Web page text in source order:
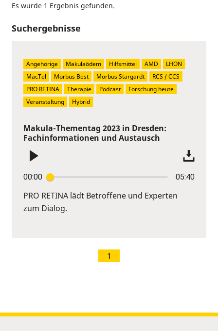
Es wurde 1 Ergebnis gefunden.
Suchergebnisse
Makula-Thementag 2023 in Dresden:
Fachinformationen und Austausch
00:00 05:40
PRO RETINA lädt Betroffene und Experten
zum Dialog.
Angehörige Makulaödem Hilfsmittel AMD
LHON
MacTel
Morbus Best Morbus Stargardt
RCS / CCS
PRO RETINA
Therapie Podcast
Forschung heute
Veranstaltung
Hybrid
1